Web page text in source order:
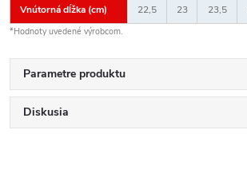
Vnútorná dĺžka (cm) 22,5 23 23,5
*Hodnoty uvedené výrobcom.
Parametre produktu
Diskusia